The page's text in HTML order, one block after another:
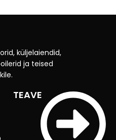
küljelaiendid,
ja teised
TEAVE